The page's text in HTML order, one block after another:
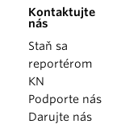
Kontaktujte
nás
Staň sa
reportérom
KN
Podporte nás
Darujte nás